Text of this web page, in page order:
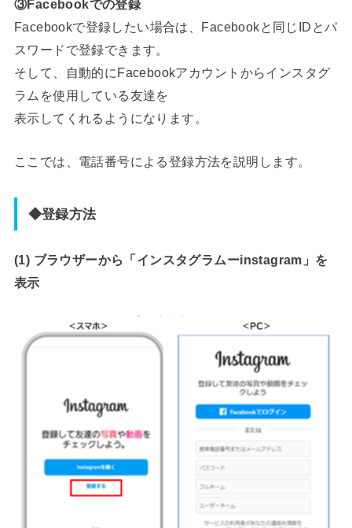
③Facebookでの登録
Facebookで登録したい場合は、Facebookと同じIDとパ
スワードで登録できます。
そして、自動的にFacebookアカウントからインスタグ
ラムを使用している友達を
表示してくれるようになります。
ここでは、電話番号による登録方法を説明します。
◆登録方法
(1) ブラウザーから「インスタグラムーinstagram」を
表示